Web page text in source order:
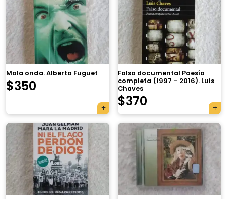
Mala onda. Alberto Fuguet
$350
Falso documental Poesía
completa (1997 – 2016). Luis
Chaves
$370
×